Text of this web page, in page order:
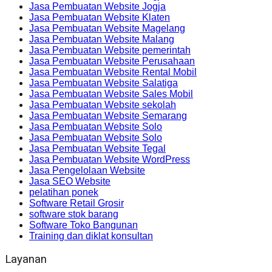
Jasa Pembuatan Website Jogja
Jasa Pembuatan Website Klaten
Jasa Pembuatan Website Magelang
Jasa Pembuatan Website Malang
Jasa Pembuatan Website pemerintah
Jasa Pembuatan Website Perusahaan
Jasa Pembuatan Website Rental Mobil
Jasa Pembuatan Website Salatiga
Jasa Pembuatan Website Sales Mobil
Jasa Pembuatan Website sekolah
Jasa Pembuatan Website Semarang
Jasa Pembuatan Website Solo
Jasa Pembuatan Website Solo
Jasa Pembuatan Website Tegal
Jasa Pembuatan Website WordPress
Jasa Pengelolaan Website
Jasa SEO Website
pelatihan ponek
Software Retail Grosir
software stok barang
Software Toko Bangunan
Training dan diklat konsultan
Layanan